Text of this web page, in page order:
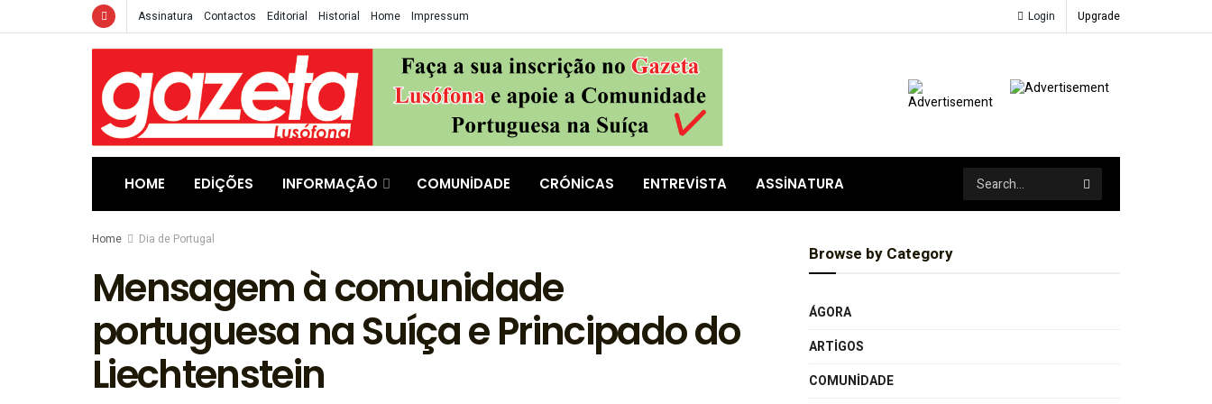
Assinatura Contactos Editorial Historial Home Impressum Login Upgrade
HOME EDIÇÕES INFORMAÇÃO COMUNIDADE CRÓNICAS ENTREVISTA ASSINATURA
Home Dia de Portugal
Mensagem à comunidade
portuguesa na Suíça e Principado do
Liechtenstein
Browse by Category
ÁGORA
ARTIGOS
COMUNIDADE